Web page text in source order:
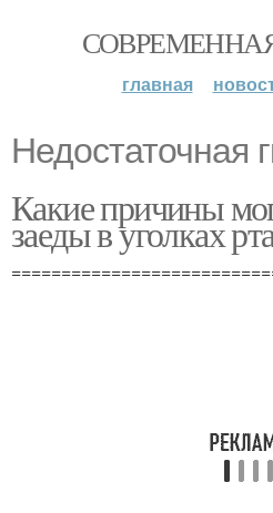
главная
Недостаточная
Какие причины
заеды в уголках